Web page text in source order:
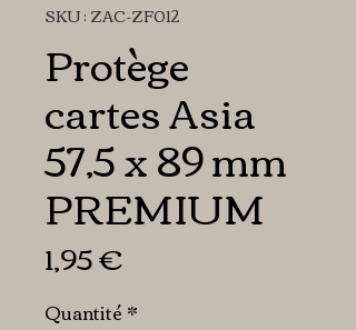
SKU : ZAC-ZF012
Protège
cartes Asia
57,5 x 89 mm
PREMIUM
1,95 €Prix
Quantité *